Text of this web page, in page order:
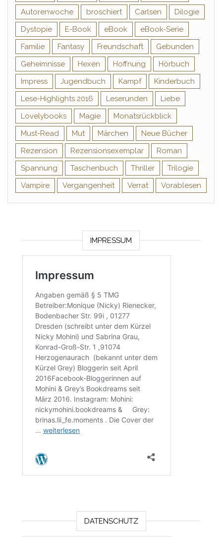
Autorenwoche
broschiert Carlsen
Dilogie
Dystopie
E-Book eBook
eBook-Serie
Familie
Fantasy Freundschaft
Gebunden
Geheimnisse
Hexen Hoffnung
Hörbuch
Impress
Jugendbuch Kampf
Kinderbuch
Lese-Highlights 2016
Leserunden
Liebe
Lovelybooks
Magie
Monatsrückblick
Must-Read
Mut Märchen
Neue Bücher
Rezension
Rezensionsexemplar
Roman
Spannung
Taschenbuch Thriller
Trilogie
Vampire
Vergangenheit Verrat Vorablesen
IMPRESSUM
DATENSCHUTZ